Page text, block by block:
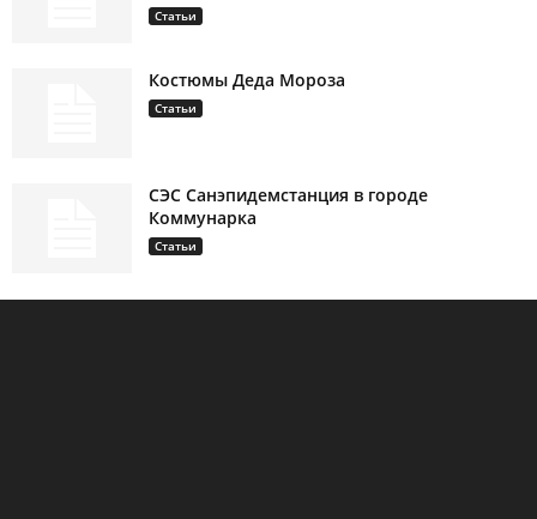
Статьи
Костюмы Деда Мороза
Статьи
СЭС Санэпидемстанция в городе
Коммунарка
Статьи